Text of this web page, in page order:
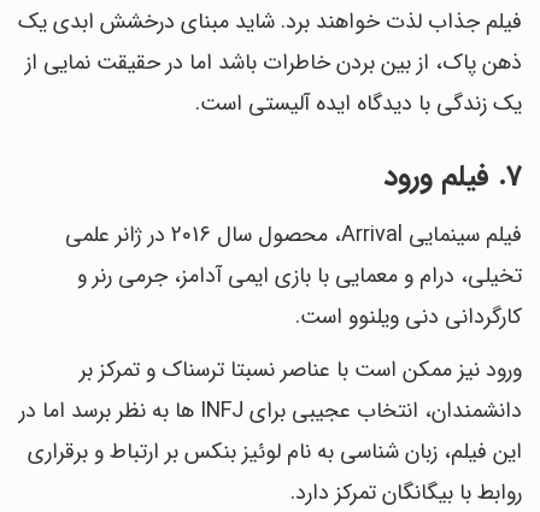
فیلم جذاب لذت خواهند برد. شاید مبنای درخشش ابدی یک
ذهن پاک، از بین بردن خاطرات باشد اما در حقیقت نمایی از
یک زندگی با دیدگاه ایده آلیستی است.
7. فیلم ورود
فیلم سینمایی Arrival، محصول سال 2016 در ژانر علمی
تخیلی، درام و معمایی با بازی ایمی آدامز، جرمی رنر و
کارگردانی دنی ویلنوو است.
ورود نیز ممکن است با عناصر نسبتا ترسناک و تمرکز بر
دانشمندان، انتخاب عجیبی برای INFJ ها به نظر برسد اما در
این فیلم، زبان شناسی به نام لوئیز بنکس بر ارتباط و برقراری
روابط با بیگانگان تمرکز دارد.